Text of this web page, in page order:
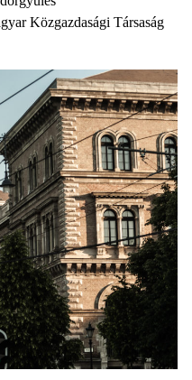
Közgazdasági Társaság